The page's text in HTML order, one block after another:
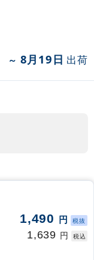
～ 8月19日 出荷
1,490 円 税抜
1,639 円 税込